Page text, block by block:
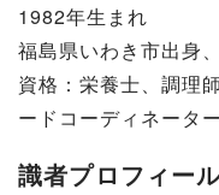
1982年生まれ
福島県いわき市出身
資格：栄養士、調理
ードコーディネータ
識者プロフィー